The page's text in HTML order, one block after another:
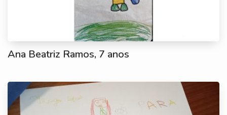
Ana Beatriz Ramos, 7 anos